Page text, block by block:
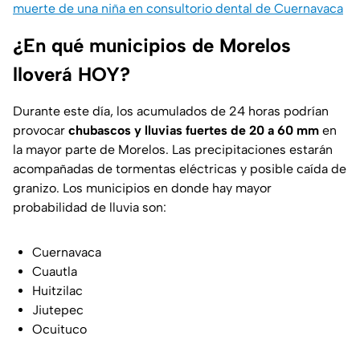
muerte de una niña en consultorio dental de Cuernavaca
¿En qué municipios de Morelos
lloverá HOY?
Durante este día, los acumulados de 24 horas podrían
provocar chubascos y lluvias fuertes de 20 a 60 mm en
la mayor parte de Morelos. Las precipitaciones estarán
acompañadas de tormentas eléctricas y posible caída de
granizo. Los municipios en donde hay mayor
probabilidad de lluvia son:
Cuernavaca
Cuautla
Huitzilac
Jiutepec
Ocuituco